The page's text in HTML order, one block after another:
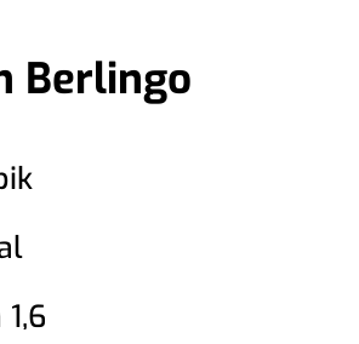
Berlingo